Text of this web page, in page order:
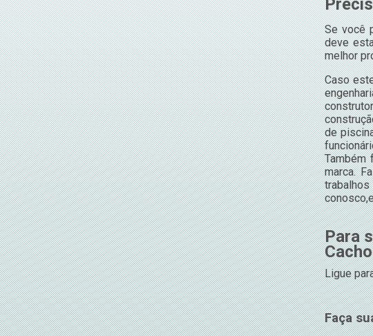
Se você
deve
melhor
Caso
de
Também
marca.
Para
Ligue
Faça